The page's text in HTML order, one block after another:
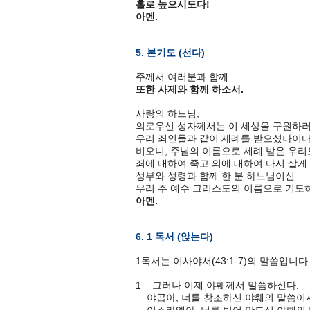
홀로 높으시도다!
아멘.
5. 본기도 (선다)
주께서 여러분과 함께
또한 사제와 함께 하소서.
사랑의 하느님,
의로우신 성자께서는 이 세상을 구원하
우리 죄인들과 같이 세례를 받으셨나이
비오니, 주님의 이름으로 세례 받은 우리
죄에 대하여 죽고 의에 대하여 다시 살게
성부와 성령과 함께 한 분 하느님이신
우리 주 예수 그리스도의 이름으로 기도
아멘.
6. 1 독서 (앉는다)
1독서는 이사야서(43:1-7)의 말씀입니다.
1 그러나 이제 야훼께서 말씀하신다.
야곱아, 너를 창조하신 야훼의 말씀이